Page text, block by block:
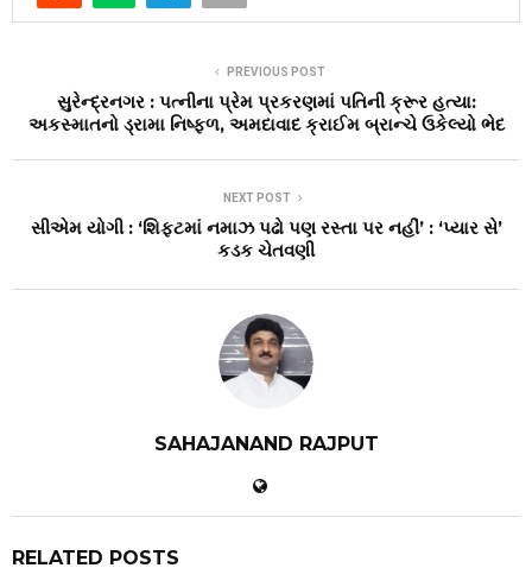
PREVIOUS POST
સુરેન્દ્રનગર : પત્નીના પ્રેમ પ્રકરણમાં પતિની ક્રૂર હત્યા:
અકસ્માતનો ડ્રામા નિષ્ફળ, અમદાવાદ ક્રાઈમ બ્રાન્ચે ઉકેલ્યો ભેદ
NEXT POST
સીએમ યોગી : ‘શિફ્ટમાં નમાઝ પઢો પણ રસ્તા પર નહીં’ : ‘પ્યાર સે’
કડક ચેતવણી
SAHAJANAND RAJPUT
RELATED POSTS